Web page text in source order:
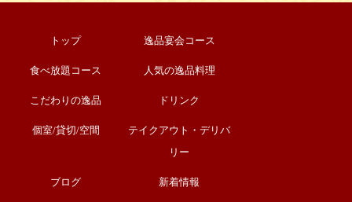
トップ 逸品宴会コース
食べ放題コース 人気の逸品料理
こだわりの逸品 ドリンク
個室/貸切/空間
テイクアウト・デリバ
リー
ブログ 新着情報